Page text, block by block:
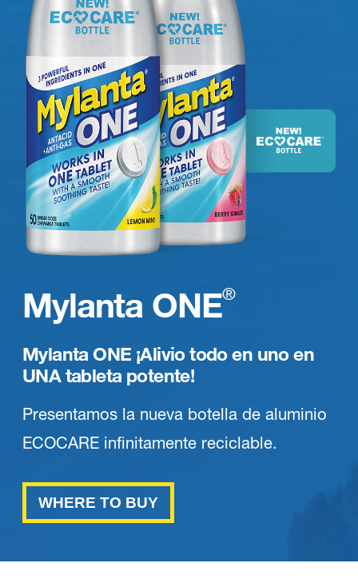
Mylanta ONE®
Mylanta ONE ¡Alivio todo en uno en
UNA tableta potente!
Presentamos la nueva botella de aluminio
ECOCARE infinitamente reciclable.
WHERE TO BUY